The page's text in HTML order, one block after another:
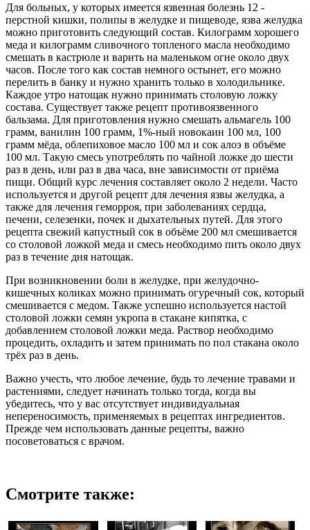
Для больных, у которых имеется язвенная болезнь 12 -
перстной кишки, полипы в желудке и пищеводе, язва желудка
можно приготовить следующий состав. Килограмм хорошего
меда и килограмм сливочного топленого масла необходимо
смешать в кастрюле и варить на маленьком огне около двух
часов. После того как состав немного остынет, его можно
перелить в банку и нужно хранить только в холодильнике.
Каждое утро натощак нужно принимать столовую ложку
состава. Существует также рецепт противоязвенного
бальзама. Для приготовления нужно смешать альмагель 100
грамм, ванилин 100 грамм, 1%-ный новокаин 100 мл, 100
грамм мёда, облепиховое масло 100 мл и сок алоэ в объёме
100 мл. Такую смесь употреблять по чайной ложке до шести
раз в день, или раз в два часа, вне зависимости от приёма
пищи. Общий курс лечения составляет около 2 недели. Часто
используется и другой рецепт для лечения язвы желудка, а
также для лечения геморроя, при заболеваниях сердца,
печени, селезенки, почек и дыхательных путей. Для этого
рецепта свежий капустный сок в объёме 200 мл смешивается
со столовой ложкой меда и смесь необходимо пить около двух
раз в течение дня натощак.
При возникновении боли в желудке, при желудочно-
кишечных коликах можно принимать огуречный сок, который
смешивается с медом. Также успешно используется настой
столовой ложки семян укропа в стакане кипятка, с
добавлением столовой ложки меда. Раствор необходимо
процедить, охладить и затем принимать по пол стакана около
трёх раз в день.
Важно учесть, что любое лечение, будь то лечение травами и
растениями, следует начинать только тогда, когда вы
убедитесь, что у вас отсутствует индивидуальная
непереносимость, применяемых в рецептах ингредиентов.
Прежде чем использовать данные рецепты, важно
посоветоваться с врачом.
Смотрите также: